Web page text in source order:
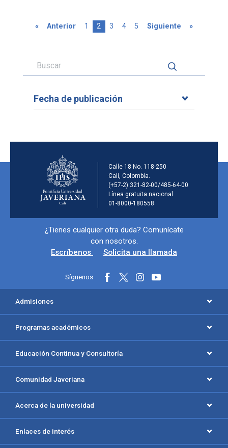
Primera página
« Página anterior
Anterior Page
1 Página actual
2 Page
3 Page
4 Page
5 Siguiente página
Siguiente Última
»
Fecha de publicación
Información de la
Calle 18 No. 118-250
Cali, Colombia.
(+57-2) 321-82-00/485-64-00
Línea gratuita nacional
01-8000-180558
Información y redes sociales
¿Tienes cualquier otra duda? Comunícate
con nosotros.
Escríbenos
Solicita una llamada
Síguenos
Menú principal del footer
Admisiones
Programas académicos
Educación Continua y Consultoría
Comunidad Javeriana
Acerca de la universidad
Enlaces de interés